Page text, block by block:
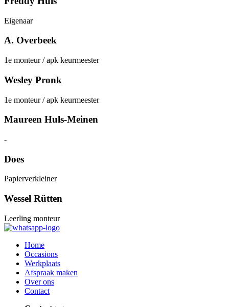
Eigenaar
A. Overbeek
1e monteur / apk keurmeester
Wesley Pronk
1e monteur / apk keurmeester
Maureen Huls-Meinen
-
Does
Papierverkleiner
Wessel Rütten
Leerling monteur
Home
Occasions
Werkplaats
Afspraak maken
Over ons
Contact